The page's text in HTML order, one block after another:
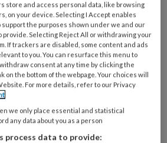
Foto: Bart Maat (ANP)
momenteel met vier
ministers over heteerste
voor
store and access personal data, like browsing
on your device. Selecting I Accept enables
the purposes shown under we and our
provide. Selecting Reject All or withdrawing your
If trackers are disabled, some content and ads
to you. You can resurface this menu to
consent at any time by clicking the
on the bottom of the webpage. Your choices will
For more details, refer to our Privacy
we only place essential and statistical
any data about you as a person
process data to provide: